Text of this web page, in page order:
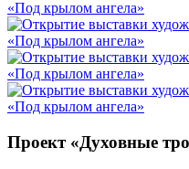
Проект «Духовные